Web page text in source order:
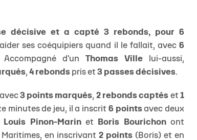
décisive et a capté 3 rebonds, pour 6
ses coéquipiers quand il le fallait, avec6
Accompagné d'un Thomas Ville lui-aussi,
, 4 rebonds pris et 3 passes décisives.
3 points marqués, 2 rebonds captés et 1
minutes de jeu, il a inscrit 6 pointsavec deux
Louis Pinon-Marinet Boris Bourichonont
en inscrivant2 points (Boris) et en